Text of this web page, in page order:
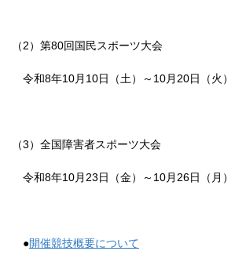
（2）第80回国民スポーツ大会
令和8年10月10日（土）～10月20日（火）
（3）全国障害者スポーツ大会
令和8年10月23日（金）～10月26日（月）
●開催競技概要について